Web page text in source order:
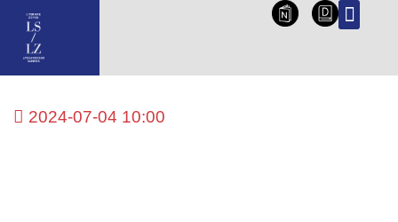
NL DE
2024-07-04 10:00